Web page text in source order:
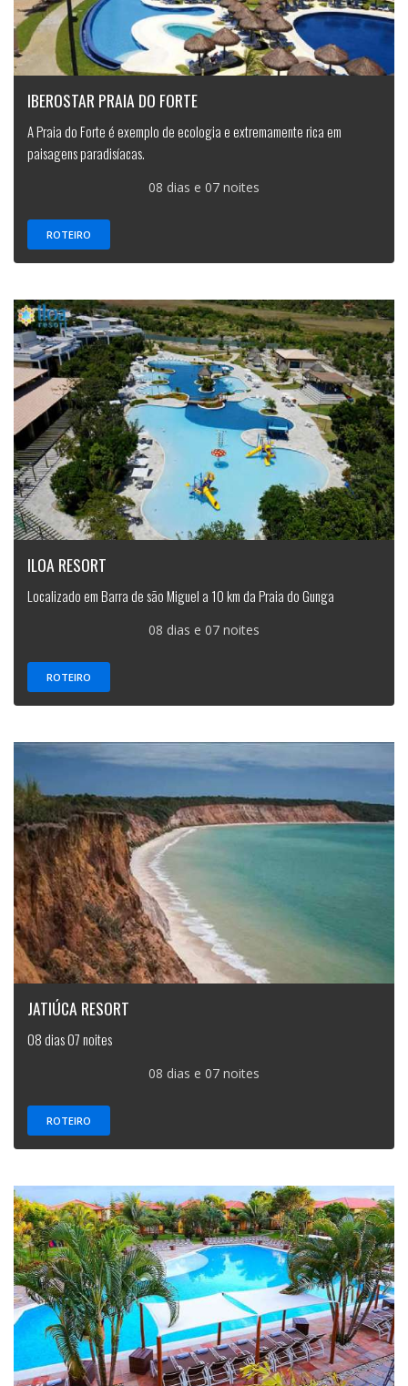
IBEROSTAR PRAIA DO FORTE
A Praia do Forte é exemplo de ecologia e extremamente rica em
paisagens paradisíacas.
08 dias e 07 noites
ROTEIRO
ILOA RESORT
Localizado em Barra de são Miguel a 10 km da Praia do Gunga
08 dias e 07 noites
ROTEIRO
JATIÚCA RESORT
08 dias 07 noites
08 dias e 07 noites
ROTEIRO